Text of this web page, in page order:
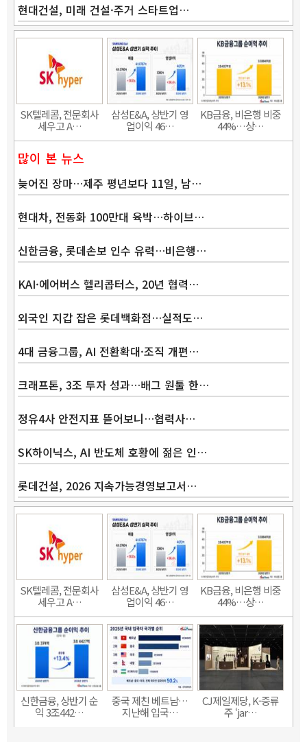
현대건설, 미래 건설·주거 스타트업…
SK텔레콤, 전문회사
세우고 A…
삼성E&A, 상반기 영
업이익 46…
KB금융, 비은행 비중
44%…상…
많이 본 뉴스
늦어진 장마…제주 평년보다 11일, 남…
현대차, 전동화 100만대 육박…하이브…
신한금융, 롯데손보 인수 유력…비은행…
KAI·에어버스 헬리콥터스, 20년 협력…
외국인 지갑 잡은 롯데백화점…실적도…
4대 금융그룹, AI 전환확대·조직 개편…
크래프톤, 3조 투자 성과…배그 원툴 한…
정유4사 안전지표 뜯어보니…협력사…
SK하이닉스, AI 반도체 호황에 젊은 인…
롯데건설, 2026 지속가능경영보고서…
SK텔레콤, 전문회사
세우고 A…
삼성E&A, 상반기 영
업이익 46…
KB금융, 비은행 비중
44%…상…
신한금융, 상반기 순
익 3조442…
중국 제친 베트남…
지난해 입국…
CJ제일제당, K-증류
주 ‘jar…